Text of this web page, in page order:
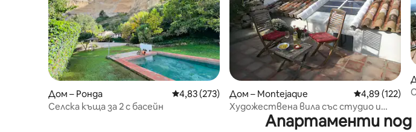
Дом – Ронда Средна оценка: 4,83 от 5, 273 отзива
4,83 (273)
Селска къща за 2 с басейн
Дом – Montejaque Средна
4,89 (122)
Художествена вила със студио и
Апартаменти под